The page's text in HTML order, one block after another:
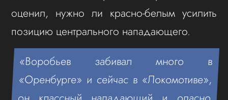
оценил, нужно ли красно-белым усилить
позицию центрального нападающего.
«Воробьев забивал много в
«Оренбурге» и сейчас в «Локомотиве»,